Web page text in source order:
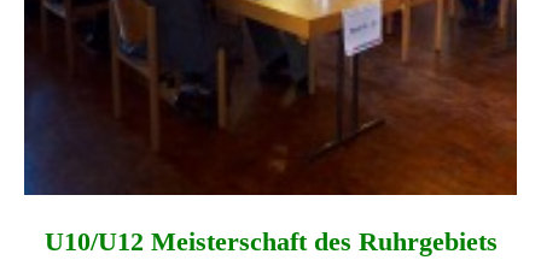
U10/U12 Meisterschaft des Ruhrgebiets